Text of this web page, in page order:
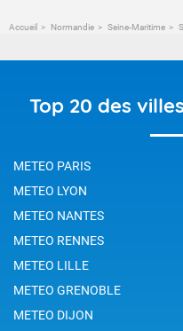
Accueil Normandie Seine-Maritime
Top 20 des
METEO PARIS
METEO LYON
METEO NANTES
METEO RENNES
METEO LILLE
METEO GRENOBLE
METEO DIJON